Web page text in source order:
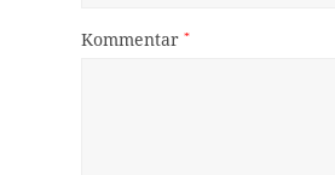
Kommentar*